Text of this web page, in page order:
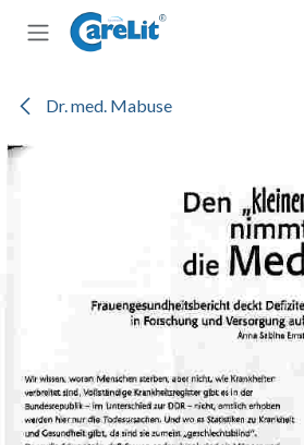
Zum Inhalt springen
Dr. med. Mabuse